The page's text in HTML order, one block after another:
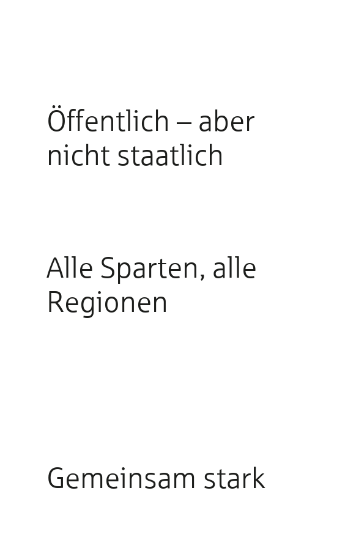
Öffentlich – aber
nicht staatlich
Alle Sparten, alle
Regionen
Gemeinsam stark